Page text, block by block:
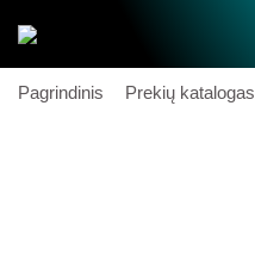
Pagrindinis Prekių katalogas